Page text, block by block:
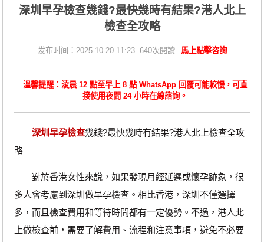
深圳早孕檢查幾錢?最快幾時有結果?港人北上
檢查全攻略
发布时间：2025-10-20 11:23 640次閱讀 馬上點擊咨詢
溫馨提醒：淩晨 12 點至早上 8 點 WhatsApp 回覆可能較慢，可直
接使用夜間 24 小時在線諮詢。
深圳早孕檢查幾錢?最快幾時有結果?港人北上檢查全攻
略
對於香港女性來說，如果發現月經延遲或懷孕跡象，很
多人會考慮到深圳做早孕檢查。相比香港，深圳不僅選擇
多，而且檢查費用和等待時間都有一定優勢。不過，港人北
上做檢查前，需要了解費用、流程和注意事項，避免不必要